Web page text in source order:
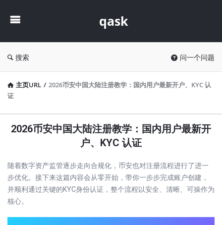
qask
搜索 问一个问题
主页URL / 2026币安中国大陆注册教学：国内用户最新开户、KYC 认
证
2026币安中国大陆注册教学：国内用户最新开
户、KYC 认证
随着数字资产监管逐步走向合规化，币安也对注册流程进行了进一
步优化。接下来这篇内容会从零开始，带你一步步完成账户创建，
并顺利通过关键的KYC身份认证，整个流程以安全、清晰、可操作为
核心。